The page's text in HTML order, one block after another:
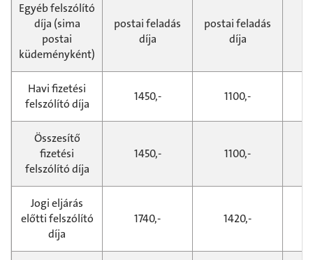
Egyéb felszólító
díja (sima
postai
küdeményként)
postai feladás
díja
postai feladás
díja
Havi fizetési
felszólító díja
1450,- 1100,-
Összesítő
fizetési
felszólító díja
1450,- 1100,-
Jogi eljárás
előtti felszólító
díja
1740,- 1420,-